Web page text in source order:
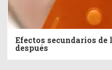
Efectos secundarios
después